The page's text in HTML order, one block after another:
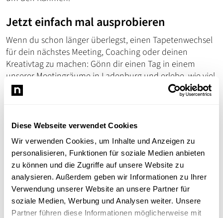
Diese Webseite verwendet Cookies
Wir verwenden Cookies, um Inhalte und Anzeigen zu
personalisieren, Funktionen für soziale Medien anbieten
zu können und die Zugriffe auf unsere Website zu
analysieren. Außerdem geben wir Informationen zu Ihrer
Verwendung unserer Website an unsere Partner für
soziale Medien, Werbung und Analysen weiter. Unsere
Partner führen diese Informationen möglicherweise mit
Jetzt einfach mal ausprobieren
Wenn du schon länger überlegst, einen Tapetenwechsel
für dein nächstes Meeting, Coaching oder deinen
Kreativtag zu machen: Gönn dir einen Tag in einem
unserer Meetingräume in Ladenburg und erlebe, wie viel
leichter gute Ideen und Entscheidungen in der richtigen
Umgebung fallen.
Schreib uns einfach ganz unverbindlich eine
Mail anoffice@media-hub.io.